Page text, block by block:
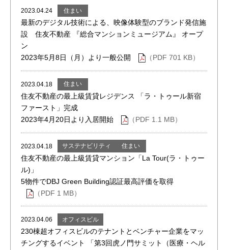
2023.04.24 住まい
最新のデジタル技術による、映像体験型のブランド発信施
設 住友不動産 『総合マンションミュージアム』 オープ
ン
2023年5月8日（月）より一般公開
（PDF 701 KB）
2023.04.18 住まい
住友不動産の最上級賃貸レジデンス 「ラ・トゥール新宿
ファースト」完成
2023年4月20日より入居開始
（PDF 1.1 MB）
2023.04.18 サステナビリティ 住まい
住友不動産の最上級賃貸マンション「La Tour(ラ・トゥー
ル)」
5物件でDBJ Green Building認証最高評価を取得
（PDF 1 MB）
2023.04.06 オフィスビル
230棟超オフィスビルのテナントとベンチャー企業をマッ
チングするイベント 「第3回虎ノ門サミット（医療・ヘル